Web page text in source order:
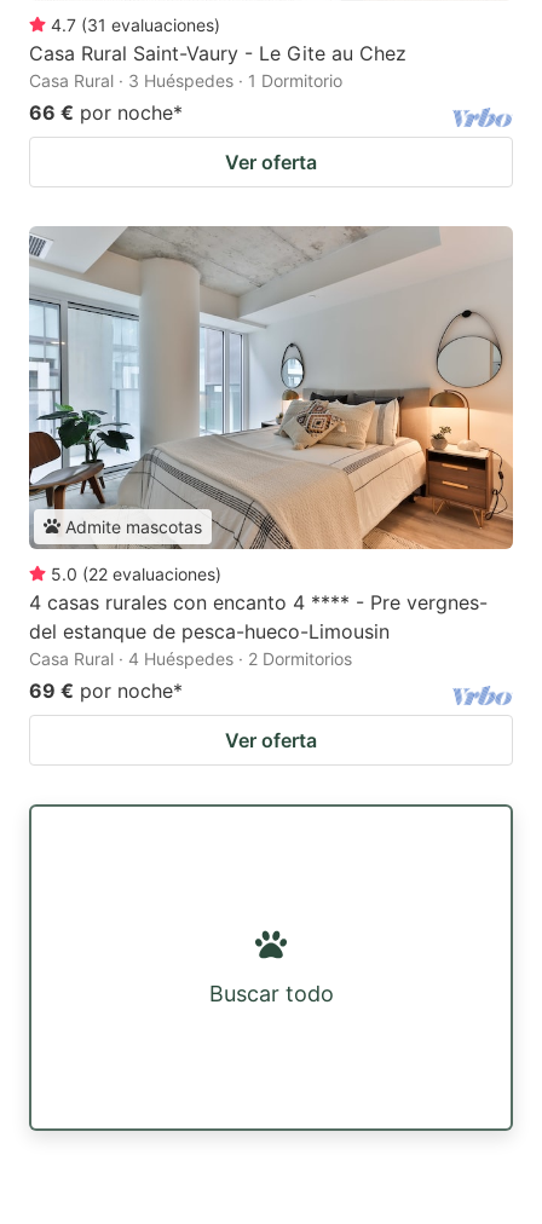
4.7 (31 evaluaciones)
Casa Rural Saint-Vaury - Le Gite au Chez
Casa Rural · 3 Huéspedes · 1 Dormitorio
66 € por noche*
Ver oferta
Admite mascotas
5.0 (22 evaluaciones)
4 casas rurales con encanto 4 **** - Pre vergnes-
del estanque de pesca-hueco-Limousin
Casa Rural · 4 Huéspedes · 2 Dormitorios
69 € por noche*
Ver oferta
Buscar todo